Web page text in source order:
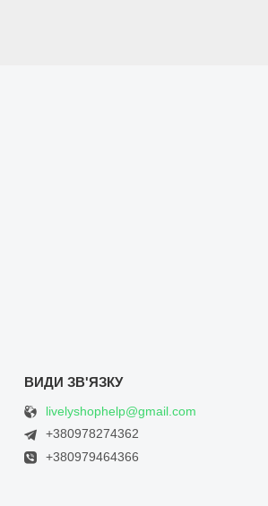
livelyshophelp@gmail.com
+380978274362
+380979464366